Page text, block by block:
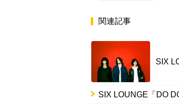
関連記事
SIX
SIX LOUNGE「DO